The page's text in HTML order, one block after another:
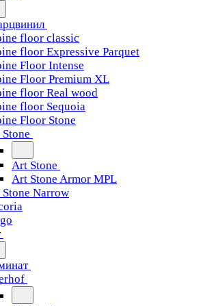
floor classic
floor Expressive Parquet
Floor Intense
Floor Premium XL
floor Real wood
floor Sequoia
Floor Stone
Art Stone
Art Stone Armor MPL
Narrow